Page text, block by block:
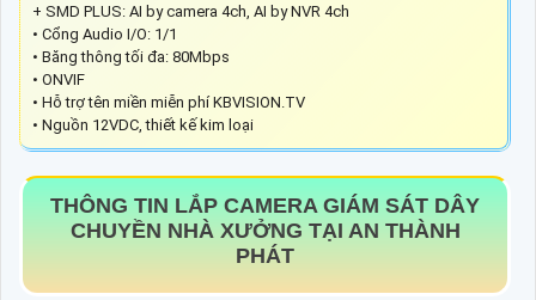
+ SMD PLUS: AI by camera 4ch, AI by NVR 4ch
• Cổng Audio I/O: 1/1
• Băng thông tối đa: 80Mbps
• ONVIF
• Hỗ trợ tên miền miễn phí KBVISION.TV
• Nguồn 12VDC, thiết kế kim loại
THÔNG TIN LẮP CAMERA GIÁM SÁT DÂY
CHUYỀN NHÀ XƯỞNG TẠI AN THÀNH
PHÁT